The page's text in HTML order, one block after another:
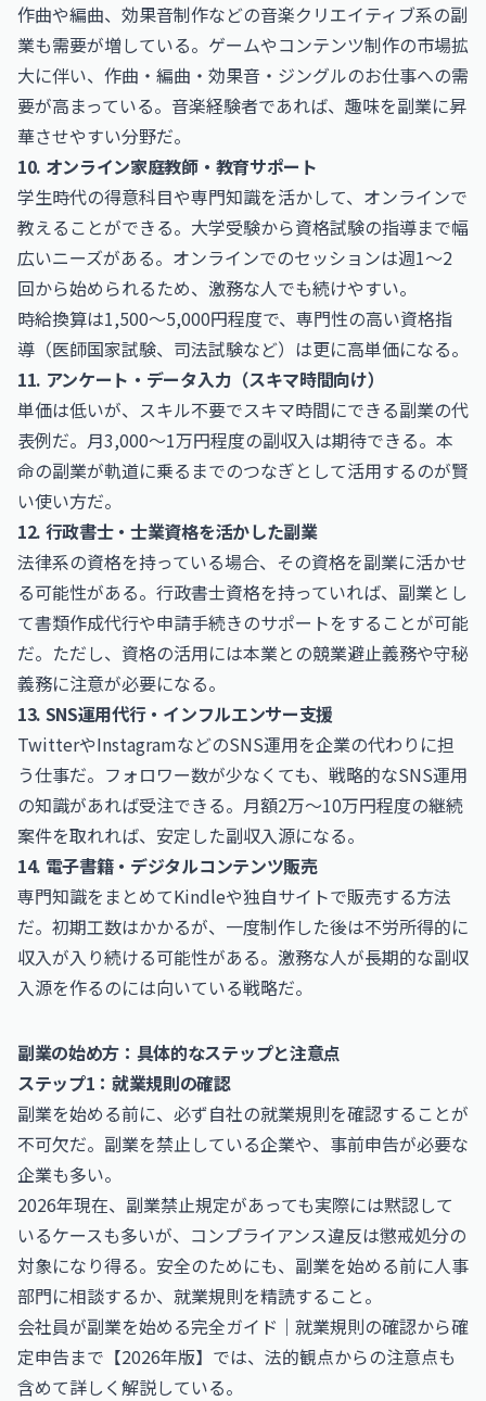
作曲や編曲、効果音制作などの音楽クリエイティブ系の副
業も需要が増している。ゲームやコンテンツ制作の市場拡
大に伴い、 作曲・編曲・効果音・ジングルのお仕事への需
要が高まっている。音楽経験者であれば、趣味を副業に昇
華させやすい分野だ。
10. オンライン家庭教師・教育サポート
学生時代の得意科目や専門知識を活かして、オンラインで
教えることができる。大学受験から資格試験の指導まで幅
広いニーズがある。オンラインでのセッションは週1〜2
回から始められるため、激務な人でも続けやすい。
時給換算は1,500〜5,000円程度で、専門性の高い資格指
導（医師国家試験、司法試験など）は更に高単価になる。
11. アンケート・データ入力（スキマ時間向け）
単価は低いが、スキル不要でスキマ時間にできる副業の代
表例だ。月3,000〜1万円程度の副収入は期待できる。本
命の副業が軌道に乗るまでのつなぎとして活用するのが賢
い使い方だ。
12. 行政書士・士業資格を活かした副業
法律系の資格を持っている場合、その資格を副業に活かせ
る可能性がある。 行政書士資格を持っていれば、副業とし
て書類作成代行や申請手続きのサポートをすることが可能
だ。ただし、資格の活用には本業との競業避止義務や守秘
義務に注意が必要になる。
13. SNS運用代行・インフルエンサー支援
TwitterやInstagramなどのSNS運用を企業の代わりに担
う仕事だ。フォロワー数が少なくても、戦略的なSNS運用
の知識があれば受注できる。月額2万〜10万円程度の継続
案件を取れれば、安定した副収入源になる。
14. 電子書籍・デジタルコンテンツ販売
専門知識をまとめてKindleや独自サイトで販売する方法
だ。初期工数はかかるが、一度制作した後は不労所得的に
収入が入り続ける可能性がある。激務な人が長期的な副収
入源を作るのには向いている戦略だ。
副業の始め方：具体的なステップと注意点
ステップ1：就業規則の確認
副業を始める前に、必ず自社の就業規則を確認することが
不可欠だ。副業を禁止している企業や、事前申告が必要な
企業も多い。
2026年現在、副業禁止規定があっても実際には黙認して
いるケースも多いが、コンプライアンス違反は懲戒処分の
対象になり得る。安全のためにも、副業を始める前に人事
部門に相談するか、就業規則を精読すること。
会社員が副業を始める完全ガイド｜就業規則の確認から確
定申告まで【2026年版】 では、法的観点からの注意点も
含めて詳しく解説している。